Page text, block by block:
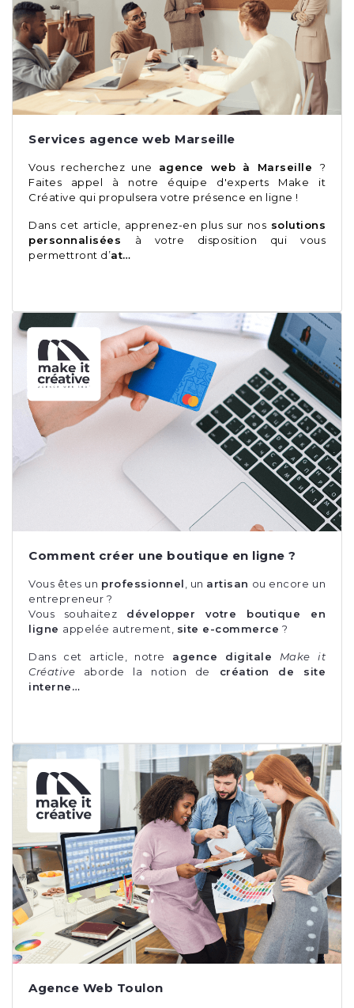
Services agence web Marseille
Vous recherchez une agence web à Marseille ?
Faites appel à notre équipe d'experts Make it
Créative qui propulsera votre présence en ligne !
Dans cet article, apprenez-en plus sur nos solutions
personnalisées à votre disposition qui vous
permettront d’at…
Comment créer une boutique en ligne ?
Vous êtes un professionnel, un artisan ou encore un
entrepreneur ?
Vous souhaitez développer votre boutique en
ligne appelée autrement, site e-commerce ?
Dans cet article, notre agence digitale
Make it
Créative aborde la notion de
création de site
interne…
Agence Web Toulon